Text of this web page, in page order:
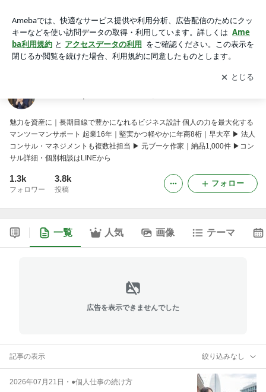
アプリをダウンロードして ブログの更新通知
を受け取りまし
ょう。
開く
魅力を資産に｜長期目線で豊かになれるビジネス設計 個人の力を最大化する
マンツーマンサポート 起業16年｜堅実かつ軽やかに年商8桁｜早大卒 ▶ 法人
コンサル・マネジメントも複数社担当 ▶ 元ブーケ作家｜納品1,000件 ▶︎コン
サル詳細・個別相談はLINEから
1.3k
フォロワー
3.8k
投稿
フォロー
一覧 人気 画像 テーマ
広告を表示できませんでした
記事の表示 絞り込みなし
2026年07月21日 ・ ●個人仕事の続け方